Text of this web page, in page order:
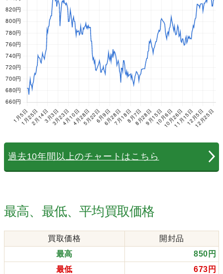
過去10年間以上のチャートはこちら
最高、最低、平均買取価格
買取価格
開封品
最高
850円
最低
673円